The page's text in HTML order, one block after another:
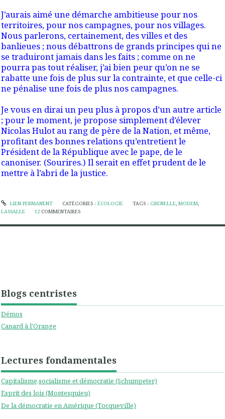
Blogs centristes
Démos
Canard à l'Orange
Lectures fondamentales
Capitalisme,socialisme et démocratie (Schumpeter)
Esprit des lois (Montesquieu)
De la démocratie en Amérique (Tocqueville)
J’aurais aimé une démarche ambitieuse pour nos
territoires, pour nos campagnes, pour nos villages.
Nous parlerons, certainement, des villes et des
banlieues ; nous débattrons de grands principes qui ne
se traduiront jamais dans les faits ; comme on ne
pourra pas tout réaliser, j’ai bien peur qu’on ne se
rabatte une fois de plus sur la contrainte, et que celle-ci
ne pénalise une fois de plus nos campagnes.
Je vous en dirai un peu plus à propos d’un autre article
; pour le moment, je propose simplement d’élever
Nicolas Hulot au rang de père de la Nation, et même,
profitant des bonnes relations qu’entretient le
Président de la République avec le pape, de le
canoniser. (Sourires.) Il serait en effet prudent de le
mettre à l’abri de la justice.
LIEN PERMANENT CATÉGORIES : ÉCOLOGIE TAGS : GRENELLE,MODEM,
LASSALLE
12 COMMENTAIRES